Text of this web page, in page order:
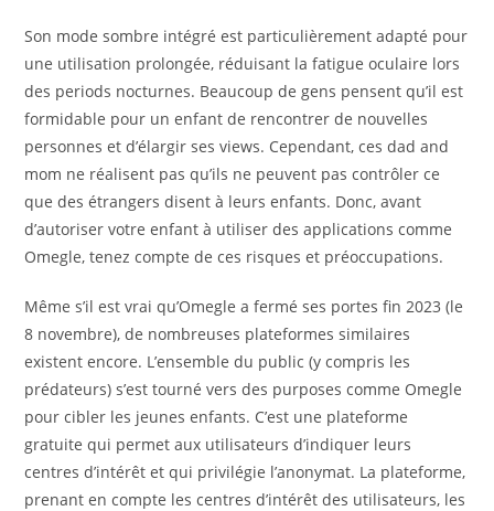
Son mode sombre intégré est particulièrement adapté pour
une utilisation prolongée, réduisant la fatigue oculaire lors
des periods nocturnes. Beaucoup de gens pensent qu’il est
formidable pour un enfant de rencontrer de nouvelles
personnes et d’élargir ses views. Cependant, ces dad and
mom ne réalisent pas qu’ils ne peuvent pas contrôler ce
que des étrangers disent à leurs enfants. Donc, avant
d’autoriser votre enfant à utiliser des applications comme
Omegle, tenez compte de ces risques et préoccupations.
Même s’il est vrai qu’Omegle a fermé ses portes fin 2023 (le
8 novembre), de nombreuses plateformes similaires
existent encore. L’ensemble du public (y compris les
prédateurs) s’est tourné vers des purposes comme Omegle
pour cibler les jeunes enfants. C’est une plateforme
gratuite qui permet aux utilisateurs d’indiquer leurs
centres d’intérêt et qui privilégie l’anonymat. La plateforme,
prenant en compte les centres d’intérêt des utilisateurs, les